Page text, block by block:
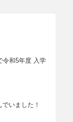
令和5年度 入学
いました！